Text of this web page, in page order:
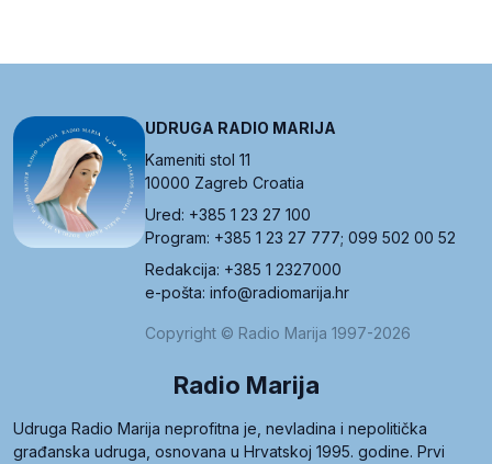
UDRUGA RADIO MARIJA
Kameniti stol 11
10000 Zagreb Croatia
Ured: +385 1 23 27 100
Program: +385 1 23 27 777; 099 502 00 52
Redakcija: +385 1 2327000
e-pošta: info@radiomarija.hr
Copyright © Radio Marija 1997-2026
Radio Marija
Udruga Radio Marija neprofitna je, nevladina i nepolitička
građanska udruga, osnovana u Hrvatskoj 1995. godine. Prvi